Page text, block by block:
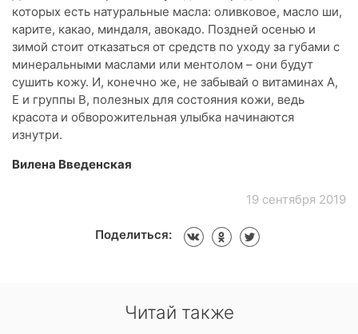
которых есть натуральные масла: оливковое, масло ши,
карите, какао, миндаля, авокадо. Поздней осенью и
зимой стоит отказаться от средств по уходу за губами с
минеральными маслами или ментолом – они будут
сушить кожу. И, конечно же, не забывай о витаминах А,
Е и группы В, полезных для состояния кожи, ведь
красота и обворожительная улыбка начинаются
изнутри.
Вилена Введенская
19 сентября 2019
Поделиться:
Читай также